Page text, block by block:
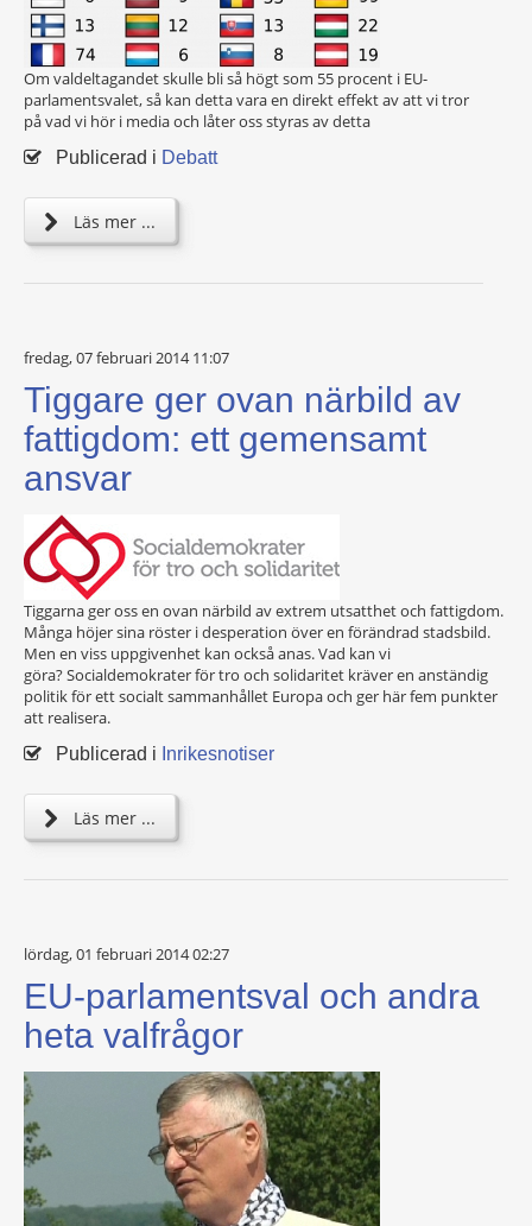
Om valdeltagandet skulle bli så högt som 55 procent i EU-
parlamentsvalet, så kan detta vara en direkt effekt av att vi tror
på vad vi hör i media och låter oss styras av detta
Publicerad i Debatt
Läs mer ...
fredag, 07 februari 2014 11:07
Tiggare ger ovan närbild av
fattigdom: ett gemensamt
ansvar
Tiggarna ger oss en ovan närbild av extrem utsatthet och fattigdom.
Många höjer sina röster i desperation över en förändrad stadsbild.
Men en viss uppgivenhet kan också anas. Vad kan vi
göra? Socialdemokrater för tro och solidaritet kräver en anständig
politik för ett socialt sammanhållet Europa och ger här fem punkter
att realisera.
Publicerad i Inrikesnotiser
Läs mer ...
lördag, 01 februari 2014 02:27
EU-parlamentsval och andra
heta valfrågor